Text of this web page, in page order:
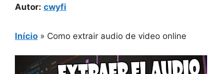
Autor: cwyfi
Início » Como extrair audio de video online